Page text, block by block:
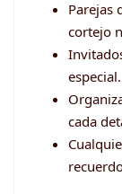
Parejas
cortejo
especial.
cada